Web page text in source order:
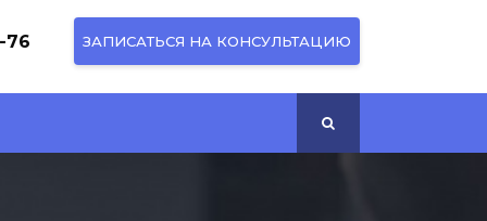
76 ЗАПИСАТЬСЯ НА КОНСУЛЬТАЦИЮ